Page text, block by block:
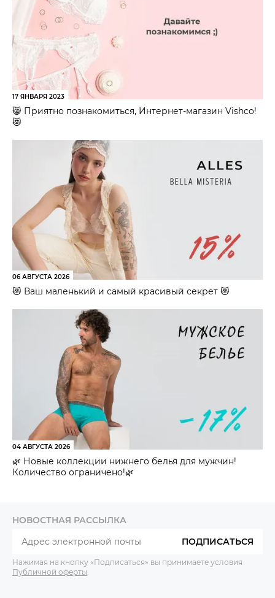
17 ЯНВАРЯ 2023
😸 Приятно познакомиться, Интернет-магазин Vishco!
😻
06 АВГУСТА 2026
😻 Ваш маленький и самый красивый секрет 😻
04 АВГУСТА 2026
🌿 Новые коллекции нижнего белья для мужчин!
Количество ограничено!🌿
НОВОСТНАЯ РАССЫЛКА
ПОДПИСАТЬСЯ
Нажимая на кнопку «Подписаться» вы принимаете условия
Публичной оферты